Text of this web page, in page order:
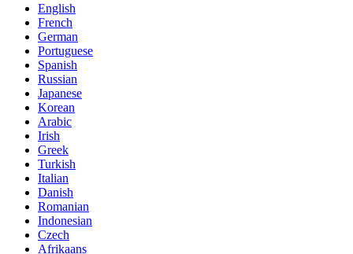
English
French
German
Portuguese
Spanish
Russian
Japanese
Korean
Arabic
Irish
Greek
Turkish
Italian
Danish
Romanian
Indonesian
Czech
Afrikaans